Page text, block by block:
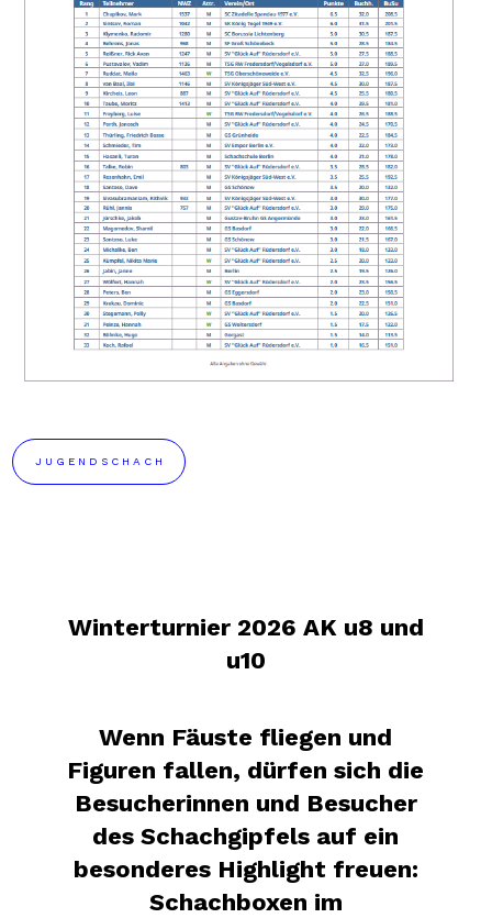
JUGENDSCHACH
Winterturnier 2026 AK u8 und
u10
Wenn Fäuste fliegen und
Figuren fallen, dürfen sich die
Besucherinnen und Besucher
des Schachgipfels auf ein
besonderes Highlight freuen:
Schachboxen im